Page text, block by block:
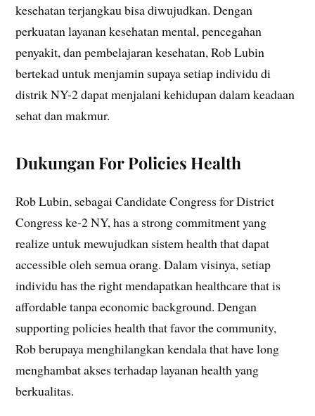
kesehatan terjangkau bisa diwujudkan. Dengan
perkuatan layanan kesehatan mental, pencegahan
penyakit, dan pembelajaran kesehatan, Rob Lubin
bertekad untuk menjamin supaya setiap individu di
distrik NY-2 dapat menjalani kehidupan dalam keadaan
sehat dan makmur.
Dukungan For Policies Health
Rob Lubin, sebagai Candidate Congress for District
Congress ke-2 NY, has a strong commitment yang
realize untuk mewujudkan sistem health that dapat
accessible oleh semua orang. Dalam visinya, setiap
individu has the right mendapatkan healthcare that is
affordable tanpa economic background. Dengan
supporting policies health that favor the community,
Rob berupaya menghilangkan kendala that have long
menghambat akses terhadap layanan health yang
berkualitas.